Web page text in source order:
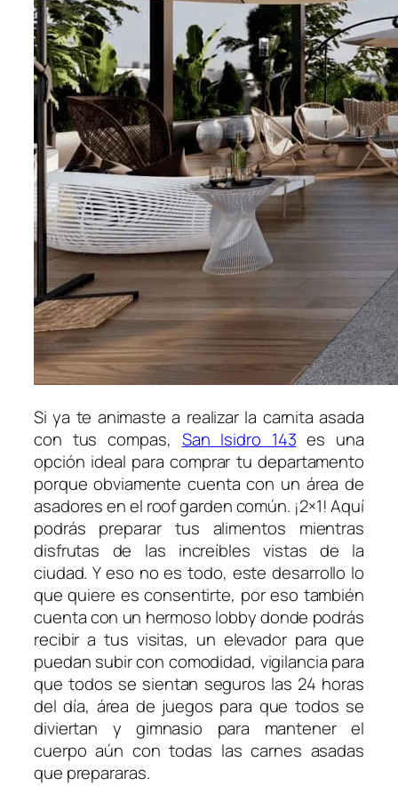
Si ya te animaste a realizar la carnita asada
con tus compas, San Isidro 143 es una
opción ideal para comprar tu departamento
porque obviamente cuenta con un área de
asadores en el roof garden común. ¡2×1! Aquí
podrás preparar tus alimentos mientras
disfrutas de las increíbles vistas de la
ciudad. Y eso no es todo, este desarrollo lo
que quiere es consentirte, por eso también
cuenta con un hermoso lobby donde podrás
recibir a tus visitas, un elevador para que
puedan subir con comodidad, vigilancia para
que todos se sientan seguros las 24 horas
del día, área de juegos para que todos se
diviertan y gimnasio para mantener el
cuerpo aún con todas las carnes asadas
que prepararas.